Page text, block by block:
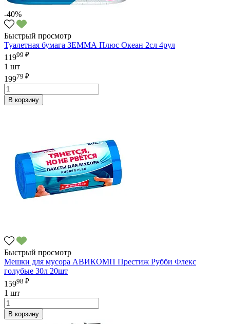
-40%
Быстрый просмотр
Туалетная бумага ЗЕММА Плюс Океан 2сл 4рул
11999 ₽
1 шт
19979 ₽
В корзину
Быстрый просмотр
Мешки для мусора АВИКОМП Престиж Рубби Флекс
голубые 30л 20шт
15998 ₽
1 шт
В корзину